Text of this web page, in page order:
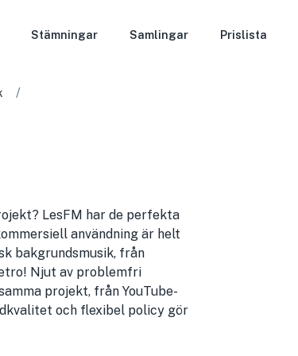
Stämningar Samlingar Prislista
/
LesFM har de perfekta
användning är helt
bakgrundsmusik, från
Njut av problemfri
projekt, från YouTube-
och flexibel policy gör